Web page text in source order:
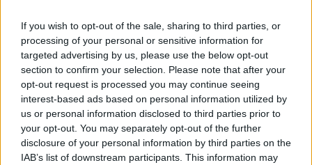
If you wish to opt-out of the sale, sharing to third parties, or
processing of your personal or sensitive information for
targeted advertising by us, please use the below opt-out
section to confirm your selection. Please note that after your
opt-out request is processed you may continue seeing
interest-based ads based on personal information utilized by
us or personal information disclosed to third parties prior to
your opt-out. You may separately opt-out of the further
disclosure of your personal information by third parties on the
IAB’s list of downstream participants. This information may